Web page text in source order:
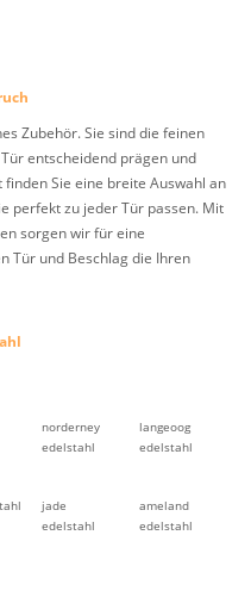
Zubehör. Sie sind die feinen
entscheidend prägen und
Sie eine breite Auswahl an
perfekt zu jeder Tür passen. Mit
sorgen wir für eine
Tür und Beschlag die Ihren
norderney
edelstahl
langeoog
edelstahl
jade
edelstahl
ameland
edelstahl